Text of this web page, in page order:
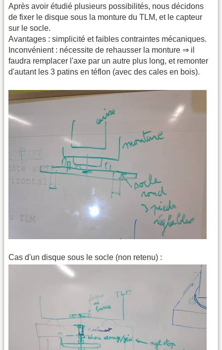
Après avoir étudié plusieurs possibilités, nous décidons
de fixer le disque sous la monture du TLM, et le capteur
sur le socle.
Avantages : simplicité et faibles contraintes mécaniques.
Inconvénient : nécessite de rehausser la monture ⇒ il
faudra remplacer l'axe par un autre plus long, et remonter
d'autant les 3 patins en téflon (avec des cales en bois).
Cas d'un disque sous le socle (non retenu) :